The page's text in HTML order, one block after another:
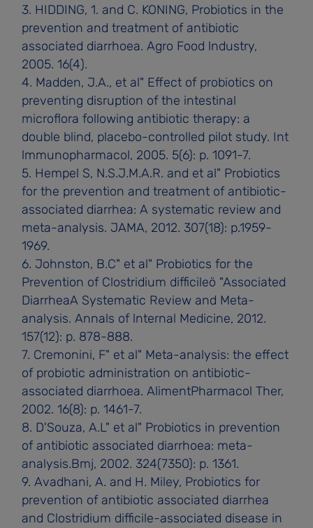
3. HIDDING, 1. and C. KONING, Probiotics in the
prevention and treatment of antibiotic
associated diarrhoea. Agro Food lndustry,
2005. 16(4).
4. Madden, J.A., et al" Effect of probiotics on
preventing disruption of the intestinal
microflora following antibiotic therapy: a
double­ blind, placebo-controlled pilot study. Int
lmmunopharmacol, 2005. 5(6): p. 1091-7.
5. Hempel S, N.S.J.M.A.R. and et al" Probiotics
for the prevention and treatment of antibiotic-
associated diarrhea: A systematic review and
meta-analysis. JAMA, 2012. 307(18): p.1959-
1969.
6. Johnston, B.C" et al" Probiotics for the
Prevention of Clostridium difficileö "Associated
DiarrheaA Systematic Review and Meta­
analysis. Annals of lnternal Medicine, 2012.
157(12): p. 878-888.
7. Cremonini, F" et al" Meta-analysis: the effect
of probiotic administration on antibiotic-
associated diarrhoea. AlimentPharmacol Ther,
2002. 16(8): p. 1461-7.
8. D'Souza, A.L" et al" Probiotics in prevention
of antibiotic associated diarrhoea: meta-
analysis.Bmj, 2002. 324(7350): p. 1361.
9. Avadhani, A. and H. Miley, Probiotics for
prevention of antibiotic­ associated diarrhea
and Clostridium difficile-associated disease in